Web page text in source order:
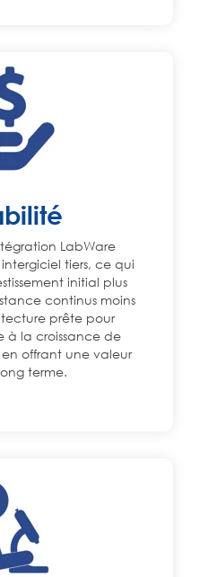
LabWare
tiers, ce qui
initial plus
continus moins
prête pour
à la croissance de
offrant une valeur
terme.